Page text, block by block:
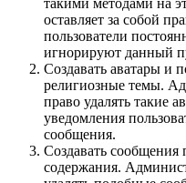
такими методами на
оставляет за собой
пользователи
игнорируют данный
Создавать аватары и
религиозные темы.
право удалять такие
уведомления
сообщения.
Создавать сообщения
содержания.